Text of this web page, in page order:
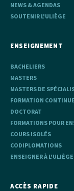
NEWS & AGENDAS
SOUTENIR L'ULIÈGE
ENSEIGNEMENT
BACHELIERS
MASTERS
MASTERS DE
FORMATION CONTINUE
DOCTORAT
FORMATIONS POUR
COURS ISOLÉS
CODIPLOMATIONS
ENSEIGNER À L'ULIÈGE
ACCÈS RAPIDE